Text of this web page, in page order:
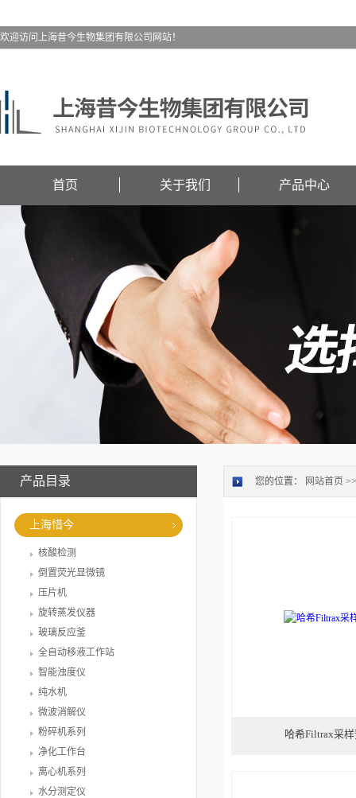
欢迎访问上海昔今生物集团有限公司网站！
首页 关于我们 产品中心
产品目录
上海惜今
核酸检测
倒置荧光显微镜
压片机
旋转蒸发仪器
玻璃反应釜
全自动移液工作站
智能浊度仪
纯水机
微波消解仪
粉碎机系列
净化工作台
离心机系列
水分测定仪
您的位置： 网站首页
哈希Filtrax采